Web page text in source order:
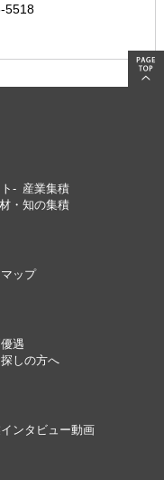
5518
産業集積
・知の集積
ップ
遇
しの方へ
ンタビュー動画